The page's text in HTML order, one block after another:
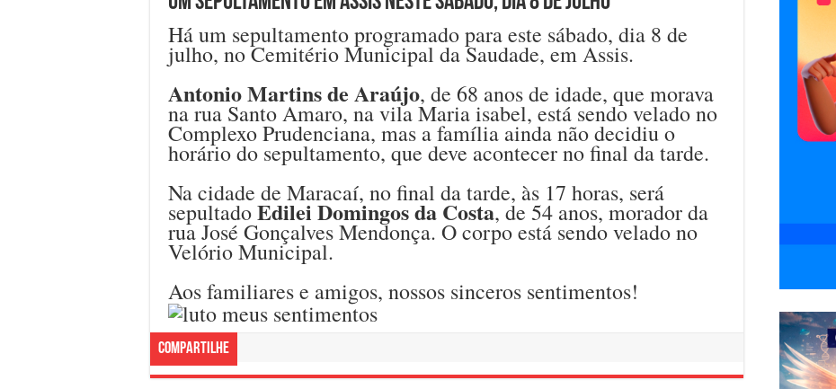
Há um sepultamento programado para este sábado, dia 8 de
julho, no Cemitério Municipal da Saudade, em Assis.
Antonio Martins de Araújo, de 68 anos de idade, que morava
na rua Santo Amaro, na vila Maria isabel, está sendo velado no
Complexo Prudenciana, mas a família ainda não decidiu o
horário do sepultamento, que deve acontecer no final da tarde.
Na cidade de Maracaí, no final da tarde, às 17 horas, será
sepultadoEdilei Domingos da Costa, de 54 anos, morador da
rua José Gonçalves Mendonça. O corpo está sendo velado no
Velório Municipal.
Aos familiares e amigos, nossos sinceros sentimentos!
Compartilhe